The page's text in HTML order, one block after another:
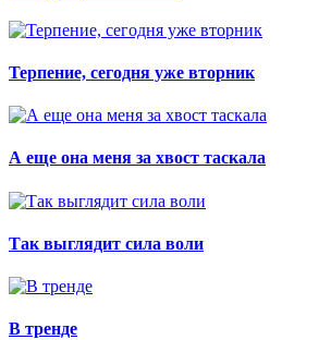
Терпение, сегодня уже вторник
А еще она меня за хвост таскала
Так выглядит сила воли
В тренде